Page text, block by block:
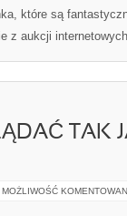
które są
z aukcji
TAK
MOŻLIWOŚĆ